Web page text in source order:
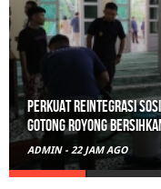
Perkuat Reintegrasi
Gotong Royong
ADMIN - 22 JAM AGO